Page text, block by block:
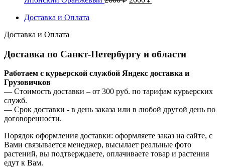
Доставка и Оплата
Доставка и Оплата
Доставка по Санкт-Петербургу и области
Работаем с курьерской службой Яндекс доставка и
Грузовичков
— Стоимость доставки – от 300 руб. по тарифам курьерских
служб.
— Срок доставки - в день заказа или в любой другой день по
договоренности.
Порядок оформления доставки: оформляете заказ на сайте, с
Вами связывается менеджер, высылает реальные фото
растений, вы подтверждаете, оплачиваете товар и растения
едут к Вам.